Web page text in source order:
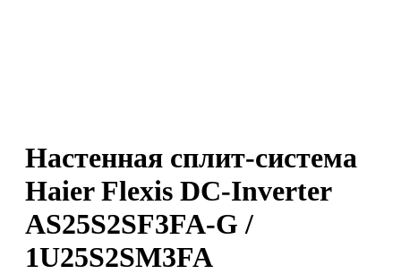
Настенная сплит-система
Haier Flexis DC-Inverter
AS25S2SF3FA-G /
1U25S2SM3FA